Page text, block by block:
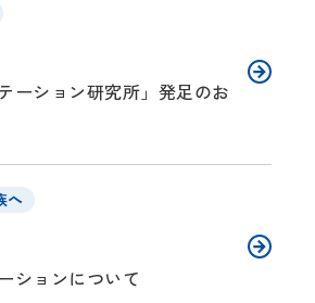
ーション研究所」発足のお
へ
ションについて